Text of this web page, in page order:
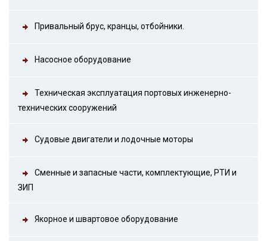
Привальный брус, кранцы, отбойники.
Насосное оборудование
Техническая эксплуатация портовых инженерно-
технических сооружений
Судовые двигатели и лодочные моторы
Сменные и запасные части, комплектующие, РТИ и
ЗИП
Якорное и швартовое оборудование